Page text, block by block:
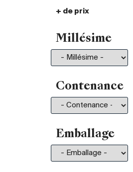
De 30.- à 35.-
De 50.- à 75.-
De 75.- à 100.-
130
De 150.- à 200.-
Plus de 200.-
210
+ de prix
Millésime
Contenance
Emballage